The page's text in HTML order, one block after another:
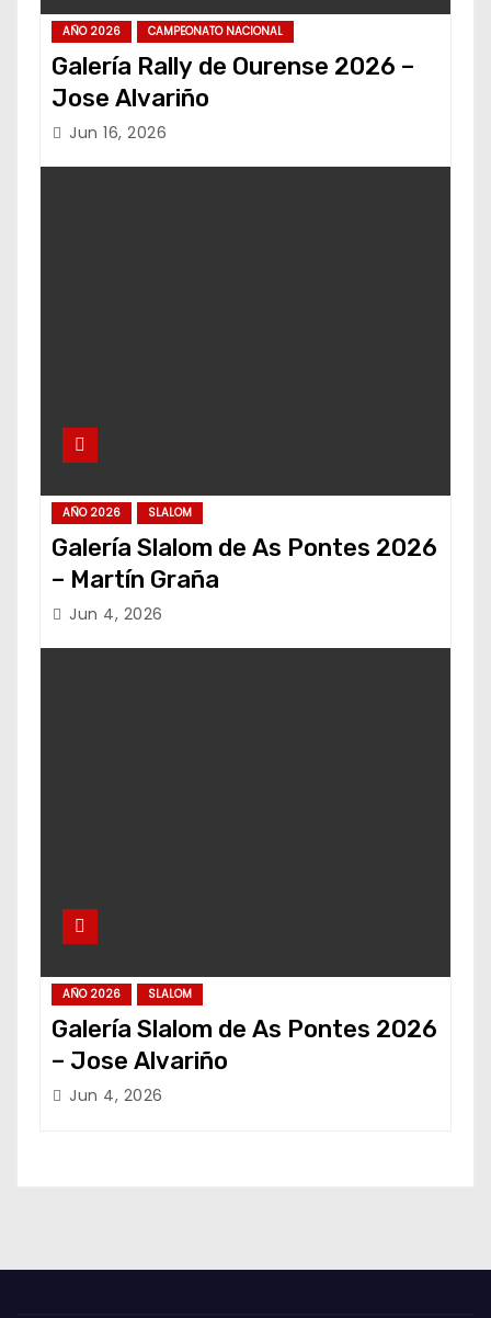
AÑO 2026 CAMPEONATO NACIONAL
Galería Rally de Ourense 2026 –
Jose Alvariño
Jun 16, 2026
AÑO 2026 SLALOM
Galería Slalom de As Pontes 2026
– Martín Graña
Jun 4, 2026
AÑO 2026 SLALOM
Galería Slalom de As Pontes 2026
– Jose Alvariño
Jun 4, 2026